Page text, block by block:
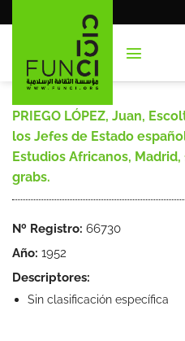
al
PRIEGO LÓPEZ, Juan,
los Jefes de Estado
Estudios Africanos, Madrid,
grabs.
Nº Registro: 66730
Año: 1952
Descriptores:
Sin clasificación específica